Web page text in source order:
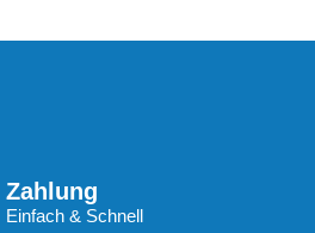
Zahlung
Einfach & Schnell